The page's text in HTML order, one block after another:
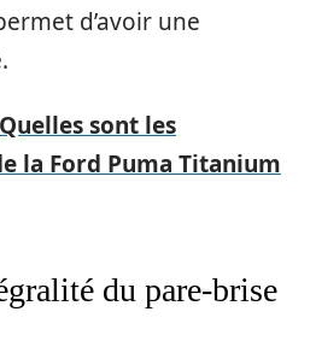
d’avoir une
Quelles sont les
la Ford Puma Titanium
du pare-brise